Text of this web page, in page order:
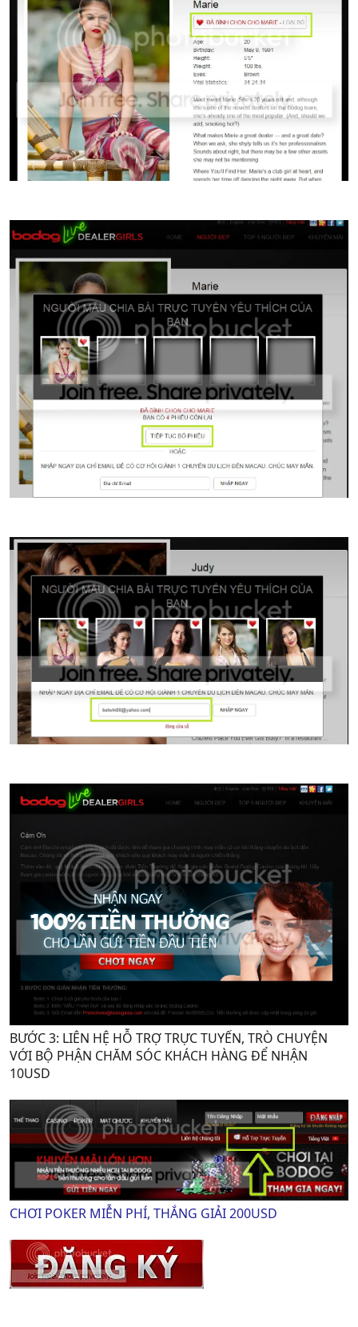
BƯỚC 3: LIÊN HỆ HỖ TRỢ TRỰC TUYẾN, TRÒ CHUYỆN
VỚI BỘ PHẬN CHĂM SÓC KHÁCH HÀNG ĐỂ NHẬN
10USD
CHƠI POKER MIỄN PHÍ, THẮNG GIẢI 200USD